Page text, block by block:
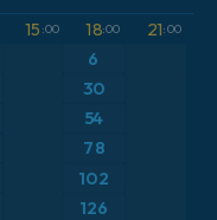
15 :00 18:00 21:00
6
30
54
78
102
126